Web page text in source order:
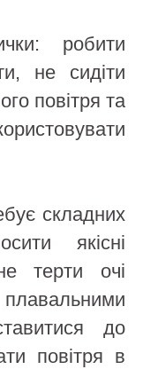
робити
не сидіти
повітря та
складних
якісні
терти очі
до
повітря в